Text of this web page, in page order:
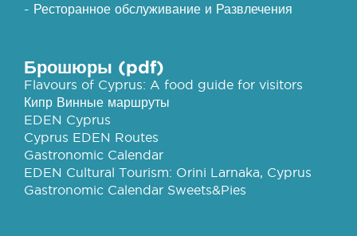
- Ресторанное обслуживание и Развлечения
Брошюры (pdf)
Flavours of Cyprus: A food guide for visitors
Кипр Винные маршруты
EDEN Cyprus
Cyprus EDEN Routes
Gastronomic Calendar
EDEN Cultural Tourism: Orini Larnaka, Cyprus
Gastronomic Calendar Sweets&Pies